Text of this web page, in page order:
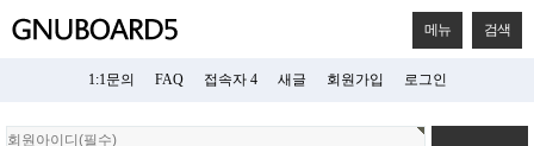
메뉴 검색
1:1문의 FAQ 접속자 4 새글 회원가입 로그인
회